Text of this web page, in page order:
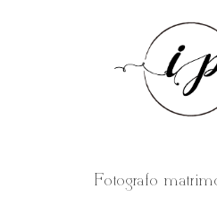
Fotografo